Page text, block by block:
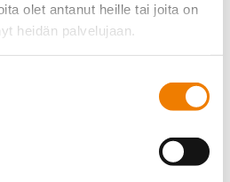
olet antanut heille tai joita on
heidän palvelujaan.
katsoaksesi tämän videon.